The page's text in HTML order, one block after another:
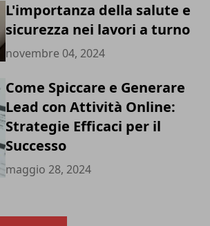
L'importanza della salute e
sicurezza nei lavori a turno
novembre 04, 2024
Come Spiccare e Generare
Lead con Attività Online:
Strategie Efficaci per il
Successo
maggio 28, 2024